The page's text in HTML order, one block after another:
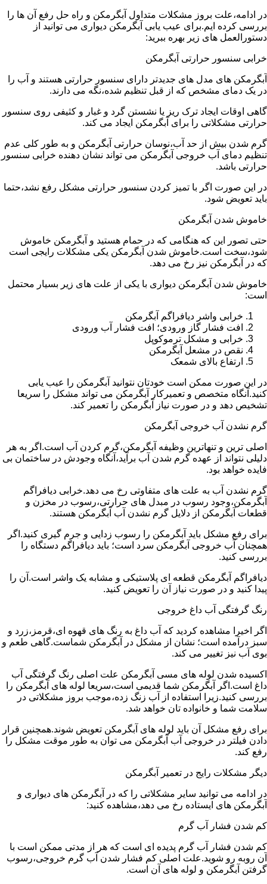
در ادامه،علت بروز مشکلات متداول آبگرمکن و راه حل رفع آن ها را
بررسی کرده ایم.برای عیب یابی آبگرمکن دیواری می توانید از
دستورالعمل های زیر بهره ببرید:
خرابی سنسور حرارتی آبگرمکن
آبگرمکن های مدل های جدیدتر دارای سنسور حرارتی هستند و آب را
در یک دمای مشخص که از قبل تنظیم شده،نگه می دارند.
گاهی اوقات ایجاد ترک ریز یا نشستن گرد و غبار و کثیفی روی سنسور
حرارتی مشکلاتی را برای آبگرمکن ایجاد می کند.
گرم شدن بیش از حد آب،نوسان حرارتی آبگرمکن و به طور کلی عدم
تنظیم دمای آب خروجی آبگرمکن می تواند نشان دهنده خرابی سنسور
حرارتی باشد.
در این صورت اگر با تمیز کردن سنسور حرارتی مشکل رفع نشد،حتما
باید تعویض شود.
خاموش شدن آبگرمکن
حتی تصور این که هنگامی که در حمام هستید و آبگرمکن خاموش
شود،سخت است.خاموش شدن آبگرمکن یکی مشکلات رایجی است
که در آبگرمکن نیز رخ می دهد.
خاموش شدن آبگرمکن دیواری با یکی از علت های زیر بسیار محتمل
است:
خرابی واشر دیافراگم آبگرمکن
افت فشار گاز ورودی؛ افت فشار آب ورودی
خرابی و مشکل ترموکوپل
نقص در مشعل آبگرمکن
ارتفاع بالای شمعک
در این صورت ممکن است خودتان نتوانید آبگرمکن را عیب یابی
کنید.آنگاه متخصص و تعمیرکار آبگرمکن می تواند مشکل را سریعا
تشخیص دهد و در صورت نیاز آبگرمکن را تعمیر کند.
گرم نشدن آب خروجی آبگرمکن
اصلی ترین و تنهاترین وظیفه آبگرمکن،گرم کردن آب است.اگر به هر
دلیلی نتواند از عهده گرم شدن آب برآید،آنگاه وجودش در ساختمان بی
فایده خواهد بود.
گرم نشدن آب به علت های متفاوتی رخ می دهد.خرابی دیافراگم
آبگرمکن،وجود رسوب در مبدل های حرارتی،رسوب در مخزن و
قطعات آبگرمکن از دلایل گرم نشدن آب آبگرمکن هستند.
برای رفع مشکل باید آبگرمکن را رسوب زدایی و جرم گیری کنید.اگر
همچنان آب خروجی آبگرمکن سرد است؛ باید دیافراگم دستگاه را
بررسی کنید.
دیافراگم آبگرمکن قطعه ای پلاستیکی و مشابه یک واشر است.آن را
پیدا کنید و در صورت نیاز آن را تعویض کنید.
رنگ گرفتگی آب داغ خروجی
اگر اخیرا مشاهده کردید که آب داغ به رنگ های قهوه ای،قرمز،زرد و
سبز درآمده است؛ نشان از مشکل در آبگرمکن شماست.گاهی طعم و
بوی آب نیز تغییر می کند.
اکسیده شدن لوله های مسی آبگرمکن علت اصلی رنگ گرفتگی آب
داغ است.اگر آبگرمکن شما قدیمی است،سریعا لوله های آبگرمکن را
بررسی کنید.زیرا استفاده از آب زنگ زده،موجب بروز مشکلاتی در
سلامت شما و خانواده تان خواهد شد.
برای رفع مشکل آن باید لوله های آبگرمکن تعویض شوند.همچنین قرار
دادن فیلتر در خروجی آب آبگرمکن می توان به طور موقت مشکل را
رفع کند.
دیگر مشکلات رایج در تعمیر آبگرمکن
در ادامه می توانید سایر مشکلاتی را که در آبگرمکن های دیواری و
آبگرمکن های ایستاده رخ می دهد،مشاهده کنید:
کم شدن فشار آب گرم
کم شدن فشار آب گرم پدیده ای است که هر از مدتی ممکن است با
آن روبه رو شوید.علت اصلی کم فشار شدن آب گرم خروجی،رسوب
گرفتن آبگرمکن و لوله های آن است.